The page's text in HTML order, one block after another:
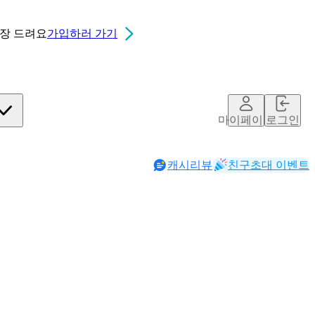
드려요가입하러 가기
마이페이지로그인
캐시리뷰 친구초대 이벤트